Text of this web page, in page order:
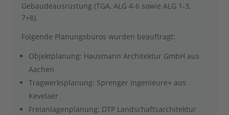
Gebäudeausrüstung (TGA, ALG 4-6 sowie ALG 1-3,
7+8).
Folgende Planungsbüros wurden beauftragt:
Objektplanung: Hausmann Architektur GmbH aus
Aachen
Tragwerksplanung: Sprenger Ingenieure+ aus
Kevelaer
Freianlagenplanung: DTP Landschaftsarchitektur